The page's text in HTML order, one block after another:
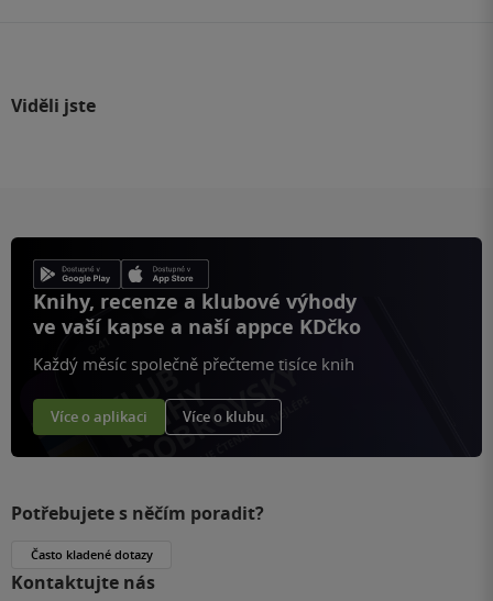
Viděli jste
Knihy, recenze a klubové výhody
ve vaší kapse a naší appce KDčko
Každý měsíc společně přečteme tisíce knih
Více o aplikaci Více o klubu
Potřebujete s něčím poradit?
Často kladené dotazy
Kontaktujte nás